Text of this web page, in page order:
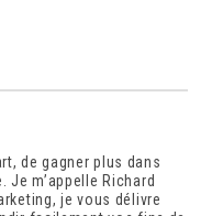
de gagner plus dans
m’appelle Richard
je vous délivre